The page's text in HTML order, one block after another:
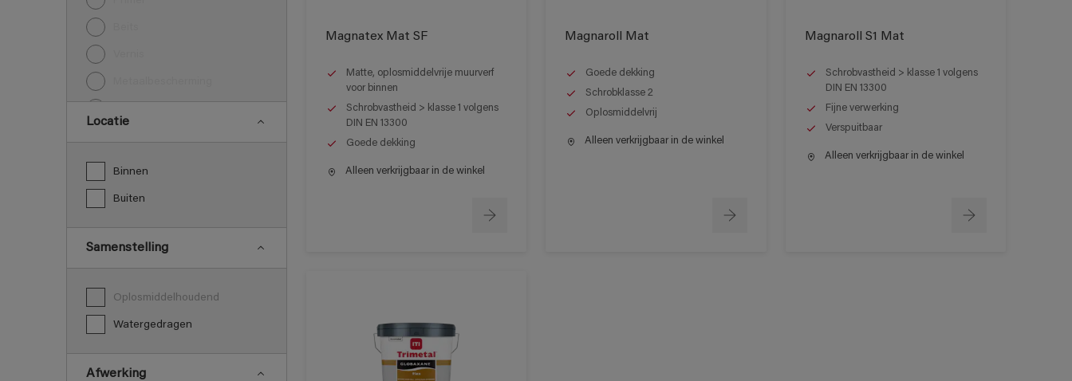
Locatie
Binnen
Buiten
Samenstelling
Oplosmiddelhoudend
Watergedragen
Afwerking
Magnatex Mat SF
Matte, oplosmiddelvrije muurverf
voor binnen
Schrobvastheid > klasse 1 volgens
DIN EN 13300
Goede dekking
Alleen verkrijgbaar in de winkel
Magnaroll Mat
Goede dekking
Schrobklasse 2
Oplosmiddelvrij
Alleen verkrijgbaar in de winkel
Magnaroll S1 Mat
Schrobvastheid > klasse 1 volgens
DIN EN 13300
Fijne verwerking
Verspuitbaar
Alleen verkrijgbaar in de winkel